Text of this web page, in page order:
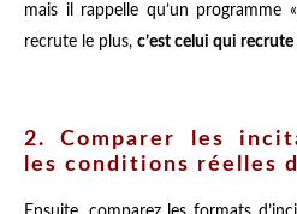
mais il rappelle qu’un programme
recrute le plus, c’est celui qui
2. Comparer les
les conditions réelles